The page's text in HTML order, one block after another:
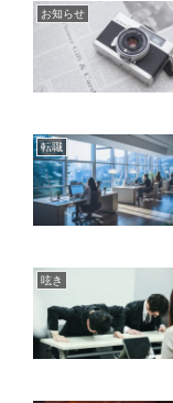
お知らせ
転職
呟き